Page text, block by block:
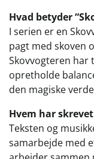
Hvad betyder
I serien er en
pagt med skoven
Skovvogteren har
opretholde
den magiske
Hvem har
Teksten og
samarbejde med